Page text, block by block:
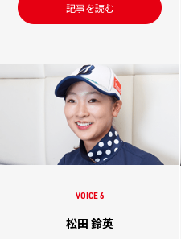
記事を読む
VOICE 6
松田 鈴英